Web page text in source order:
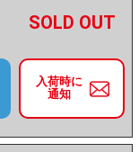
－ +
入荷時に
通知